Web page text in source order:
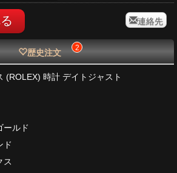
連絡先
歴史注文 2
(ROLEX) 時計 デイトジャスト
ールド
ド
ス